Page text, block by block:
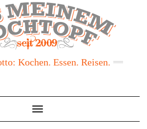
Kochen. Essen. Reisen.
Toggle
Navigation